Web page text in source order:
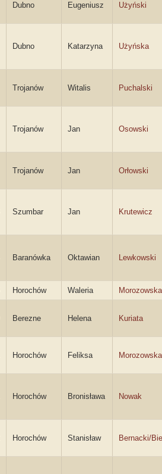
Dubno Eugeniusz Użyński
Dubno Katarzyna Użyńska
Trojanów Witalis Puchalski
Trojanów Jan Osowski
Trojanów Jan Orłowski
Szumbar Jan Krutewicz
Baranówka Oktawian Lewkowski
Horochów Waleria Morozowska
Berezne Helena Kuriata
Horochów Feliksa Morozowska
Horochów Bronisława Nowak
Horochów Stanisław Bernacki/